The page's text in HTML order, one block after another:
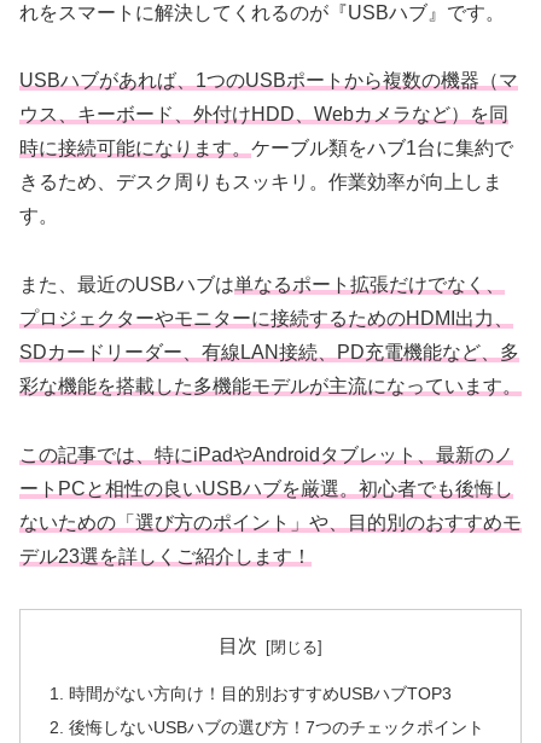
れをスマートに解決してくれるのが『USBハブ』です。
USBハブがあれば、1つのUSBポートから複数の機器（マ
ウス、キーボード、外付けHDD、Webカメラなど）を同
時に接続可能になります。 ケーブル類をハブ1台に集約で
きるため、デスク周りもスッキリ。作業効率が向上しま
す。
また、最近のUSBハブは単なるポート拡張だけでなく、
プロジェクターやモニターに接続するためのHDMI出力、
SDカードリーダー、有線LAN接続、PD充電機能など、多
彩な機能を搭載した多機能モデルが主流になっています。
この記事では、特にiPadやAndroidタブレット、最新のノ
ートPCと相性の良いUSBハブを厳選。初心者でも後悔し
ないための「選び方のポイント」や、目的別のおすすめモ
デル23選を詳しくご紹介します！
目次
時間がない方向け！目的別おすすめUSBハブTOP3
後悔しないUSBハブの選び方！7つのチェックポイント